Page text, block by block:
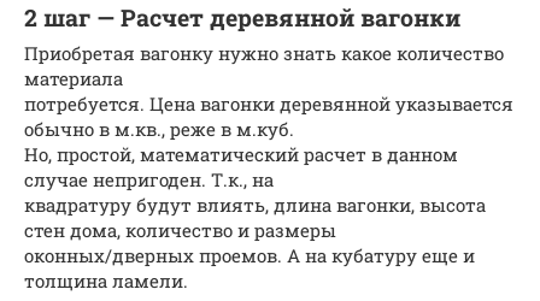
2 шаг — Расчет деревянной вагонки
Приобретая вагонку нужно знать какое количество
материала
потребуется. Цена вагонки деревянной указывается
обычно в м.кв., реже в м.куб.
Но, простой, математический расчет в данном
случае непригоден. Т.к., на
квадратуру будут влиять, длина вагонки, высота
стен дома, количество и размеры
оконных/дверных проемов. А на кубатуру еще и
толщина ламели.